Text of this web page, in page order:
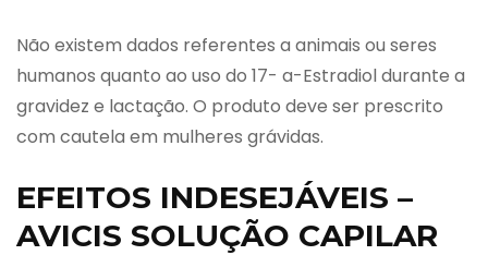
Não existem dados referentes a animais ou seres
humanos quanto ao uso do 17- a-Estradiol durante a
gravidez e lactação. O produto deve ser prescrito
com cautela em mulheres grávidas.
EFEITOS INDESEJÁVEIS –
AVICIS SOLUÇÃO CAPILAR